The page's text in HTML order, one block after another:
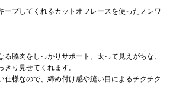
ープしてくれるカットオフレースを使ったノンワ
る脇肉をしっかりサポート。太って見えがちな、
り見せてくれます。
仕様なので、締め付け感や縫い目によるチクチク